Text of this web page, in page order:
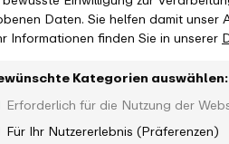
Daten. Sie helfen damit unser
Informationen finden Sie in unserer
Kategorien auswählen:
Erforderlich für die Nutzung der
Für Ihr Nutzererlebnis (Präferenzen)